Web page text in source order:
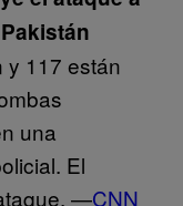
y 117 están
una
El
—CNN